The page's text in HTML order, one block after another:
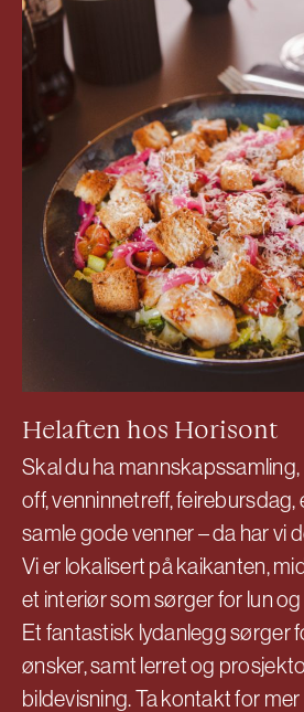
Helaften hos Horisont
Skal du ha
off, venninnetreff, feirebursdag,
samle gode venner – da har vi
Vi er lokalisert på kaikanten,
et interiør som sørger for lun
Et fantastisk lydanlegg sørger
ønsker, samt lerret og
bildevisning. Ta kontakt for